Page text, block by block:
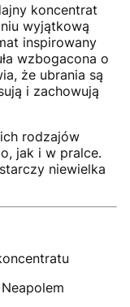
koncentrat
wyjątkową
inspirowany
wzbogacona o
że ubrania są
i zachowują
rodzajów
jak i w pralce.
niewielka